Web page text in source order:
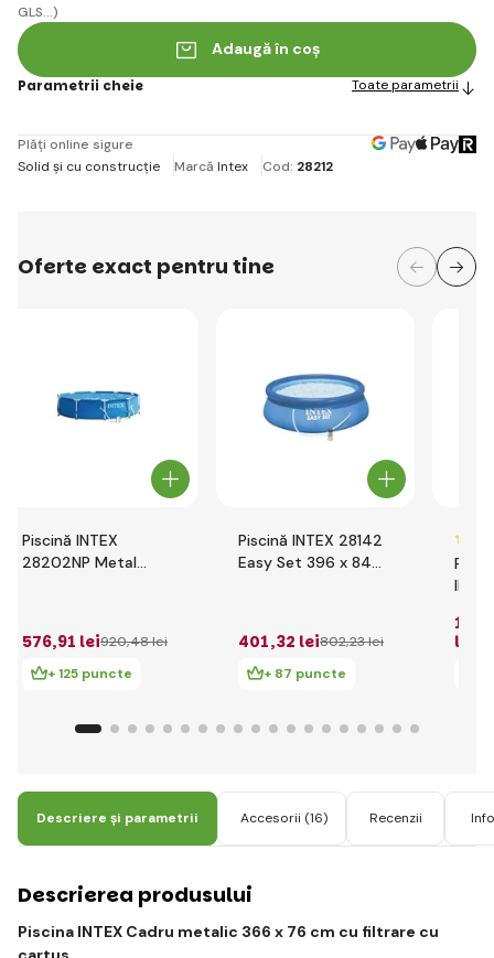
GLS...)
Adaugă în coș
Parametrii cheie Toate parametrii
Plăți online sigure
Solid și cu construcție
Marcă Intex Cod: 28212
Oferte exact pentru tine
Piscină INTEX
28202NP Metal
576,91 lei920,48 lei
+ 125 puncte
Piscină INTEX 28142
Easy Set 396 x 84
401,32 lei802,23 lei
+ 87 puncte
cu
1
lei
Descriere și parametrii Accesorii (16) Recenzii
Descrierea produsului
Piscina INTEX Cadru metalic 366 x 76 cm cu filtrare cu